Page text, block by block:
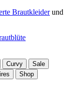
Brautkleiderund
Curvy
Sale
Shop